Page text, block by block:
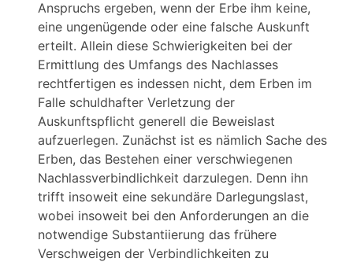
Anspruchs ergeben, wenn der Erbe ihm keine,
eine ungenügende oder eine falsche Auskunft
erteilt. Allein diese Schwierigkeiten bei der
Ermittlung des Umfangs des Nachlasses
rechtfertigen es indessen nicht, dem Erben im
Falle schuldhafter Verletzung der
Auskunftspflicht generell die Beweislast
aufzuerlegen. Zunächst ist es nämlich Sache des
Erben, das Bestehen einer verschwiegenen
Nachlassverbindlichkeit darzulegen. Denn ihn
trifft insoweit eine sekundäre Darlegungslast,
wobei insoweit bei den Anforderungen an die
notwendige Substantiierung das frühere
Verschweigen der Verbindlichkeiten zu